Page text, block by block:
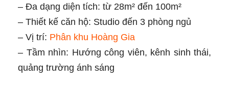
– Đa dạng diện tích: từ 28m² đến 100m²
– Thiết kế căn hộ: Studio đến 3 phòng ngủ
– Vị trí: Phân khu Hoàng Gia
– Tầm nhìn: Hướng công viên, kênh sinh thái,
quảng trường ánh sáng